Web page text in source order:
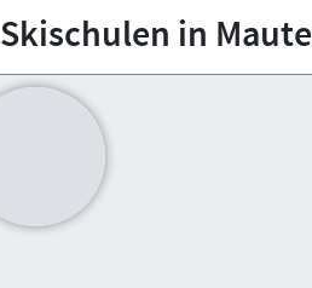
Skischulen in